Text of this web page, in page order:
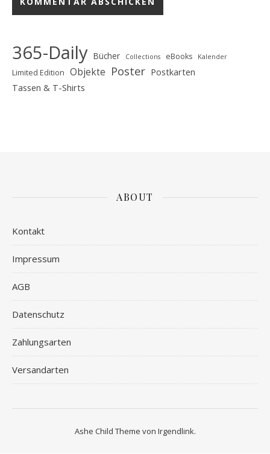
365-Daily Bücher Collections eBooks Kalender
Limited Edition Objekte Poster Postkarten
Tassen & T-Shirts
ABOUT
Kontakt
Impressum
AGB
Datenschutz
Zahlungsarten
Versandarten
Ashe Child Theme von Irgendlink.